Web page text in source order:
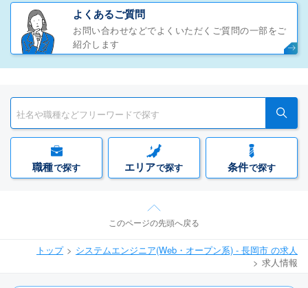
よくあるご質問
お問い合わせなどでよくいただくご質問の一部をご
紹介します
職種で探す エリアで探す 条件で探す
このページの先頭へ戻る
トップ
システムエンジニア(Web・オープン系) - 長岡市 の求人
求人情報